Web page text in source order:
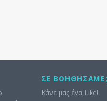
ΣΕ ΒΟΗΘΉΣΑΜΕ;
Κάνε μας ένα Like!